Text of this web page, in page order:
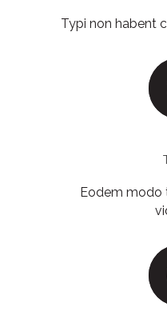
Typi non habent
Eodem modo